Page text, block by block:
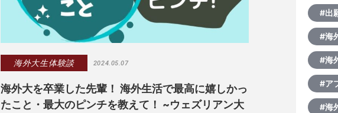
海外大生体験談 2024.05.07
海外大を卒業した先輩！ 海外生活で最高に嬉しかっ
たこと・最大のピンチを教えて！ ~ウェズリアン大
#出
#海
#海
#ア
#海